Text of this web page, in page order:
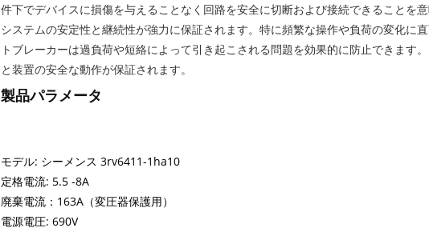
件下でデバイスに損傷を与えることなく回路を安全に切断および接続できることを
システムの安定性と継続性が強力に保証されます。特に頻繁な操作や負荷の変化に
トブレーカーは過負荷や短絡によって引き起こされる問題を効果的に防止できます
と装置の安全な動作が保証されます。
製品パラメータ
モデル: シーメンス 3rv6411-1ha10
定格電流: 5.5 -8A
廃棄電流：163A（変圧器保護用）
電源電圧: 690V